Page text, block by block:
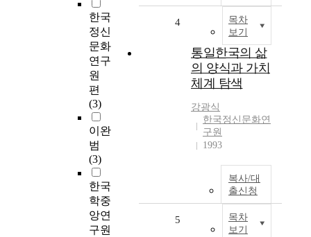
한국
정신
문화
연구
원
편
(3)
이완
범
(3)
한국
학중
앙연
구원
목차
보기
4
통일한국의 삶
의 양식과 가치
체계 탐색
강광식
한국정신문화연
구원
1993
복사/대
출신청
목차
보기
5